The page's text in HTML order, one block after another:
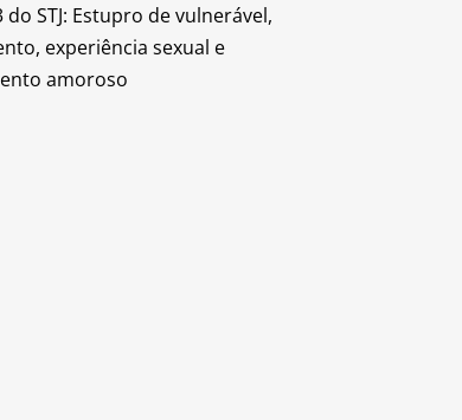
do STJ: Estupro de vulnerável,
experiência sexual e
amoroso